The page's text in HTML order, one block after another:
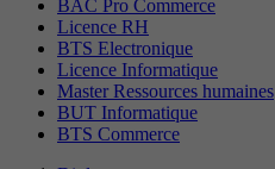
BAC Pro Commerce
Licence RH
BTS Electronique
Licence Informatique
Master Ressources humaines
BUT Informatique
BTS Commerce